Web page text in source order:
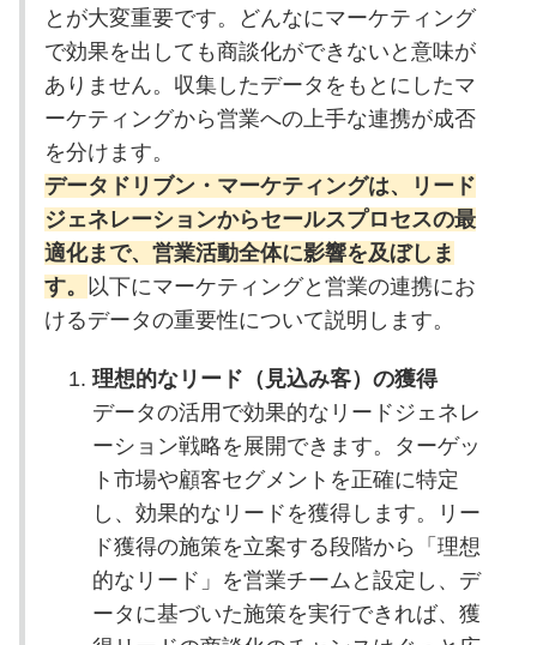
とが大変重要です。どんなにマーケティング
で効果を出しても商談化ができないと意味が
ありません。収集したデータをもとにしたマ
ーケティングから営業への上手な連携が成否
を分けます。
データドリブン・マーケティングは、リード
ジェネレーションからセールスプロセスの最
適化まで、営業活動全体に影響を及ぼしま
す。
以下にマーケティングと営業の連携にお
けるデータの重要性について説明します。
理想的なリード（見込み客）の獲得
データの活用で効果的なリードジェネレ
ーション戦略を展開できます。ターゲッ
ト市場や顧客セグメントを正確に特定
し、効果的なリードを獲得します。リー
ド獲得の施策を立案する段階から「理想
的なリード」を営業チームと設定し、デ
ータに基づいた施策を実行できれば、獲